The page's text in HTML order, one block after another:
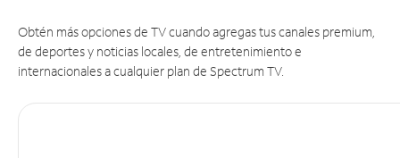
Obtén más opciones de TV cuando agregas tus canales premium,
de deportes y noticias locales, de entretenimiento e
internacionales a cualquier plan de Spectrum TV.